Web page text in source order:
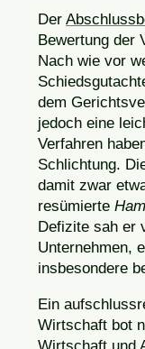
Der
Bewertung der
Nach wie vor
dem
jedoch eine
Verfahren
Schlichtung.
damit zwar
resümierte
Defizite sah er
Unternehmen,
insbesondere
Ein
Wirtschaft bot